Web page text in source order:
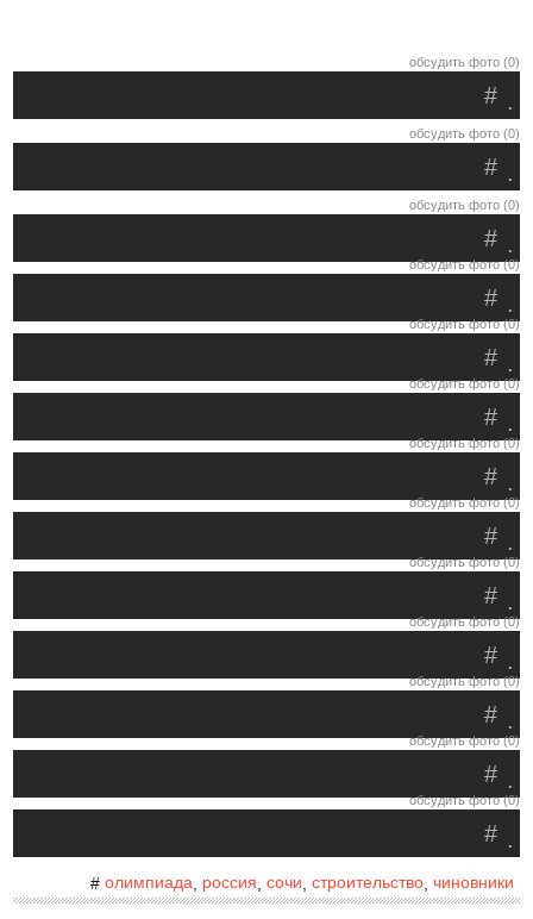
обсудить фото (0)
.
#
обсудить фото (0)
.
#
обсудить фото (0)
.
#
обсудить фото (0)
.
#
обсудить фото (0)
.
#
обсудить фото (0)
.
#
обсудить фото (0)
.
#
обсудить фото (0)
.
#
обсудить фото (0)
.
#
обсудить фото (0)
.
#
обсудить фото (0)
.
#
обсудить фото (0)
.
#
обсудить фото (0)
.
#
# олимпиада, россия сочи строительство, чиновники